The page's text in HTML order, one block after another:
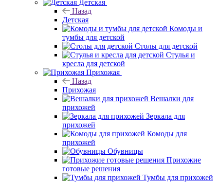
Детская
Назад
Детская
Комоды и
тумбы для детской
Столы для детской
Стулья и
кресла для детской
Прихожая
Назад
Прихожая
Вешалки для
прихожей
Зеркала для
прихожей
Комоды для
прихожей
Обувницы
Прихожие
готовые решения
Тумбы для прихожей